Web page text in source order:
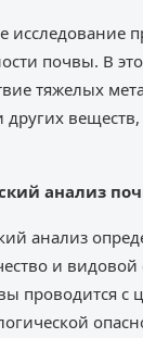
исследование
почвы. В
тяжелых
веществ,
анализ
анализ
и видовой
проводится с